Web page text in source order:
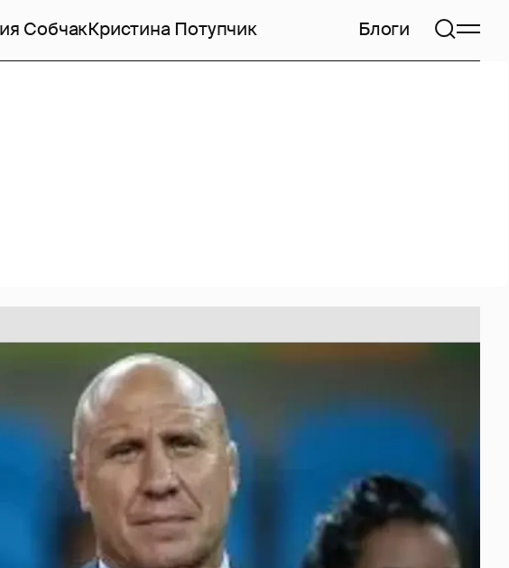
СобчакКристина Потупчик Блоги